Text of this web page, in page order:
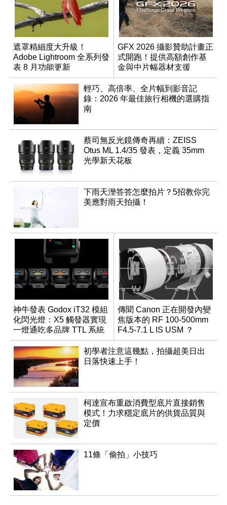
遮罩精細度大升級！
Adobe Lightroom 全系列發
表 8 月功能更新
GFX 2026 攝影贊助計畫正
式開跑！提供高額創作基
金與中片幅器材支援
輕巧、高倍率、全片幅到影音記
錄：2026 年最佳旅行相機的選購指
南
蔡司無反光鏡傳奇再續：ZEISS
Otus ML 1.4/35 發表，定義 35mm
光學新天花板
下雨天溼答答怎麼拍片？5招教你完
美應對雨天拍攝！
神牛發表 Godox iT32 模組
化閃光燈：X5 觸發器實現
一燈通吃多品牌 TTL 系統
傳聞 Canon 正在開發內變
焦版本的 RF 100-500mm
F4.5-7.1 L IS USM ？
初學者注意這幾點，拍攝超美日出
日落快速上手！
柯達宣布重啟消費型底片直接銷售
模式！力求穩定底片的供貨品質與
定價
11條「偷拍」小技巧